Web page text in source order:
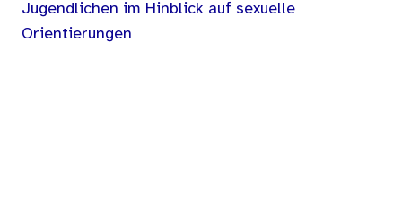
Jugendlichen im Hinblick auf sexuelle
Orientierungen